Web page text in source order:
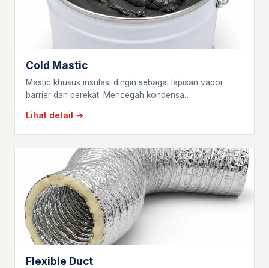
Cold Mastic
Mastic khusus insulasi dingin sebagai lapisan vapor
barrier dan perekat. Mencegah kondensa…
Lihat detail →
Flexible Duct